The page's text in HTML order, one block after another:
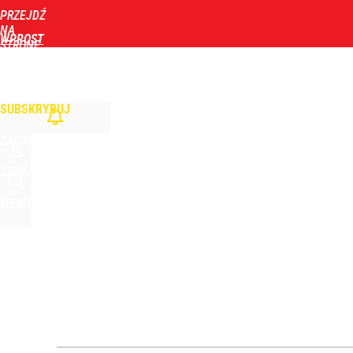
PRZEJDŹ
NA
STRONĘ
WPROST
SUBSKRYBUJ
1